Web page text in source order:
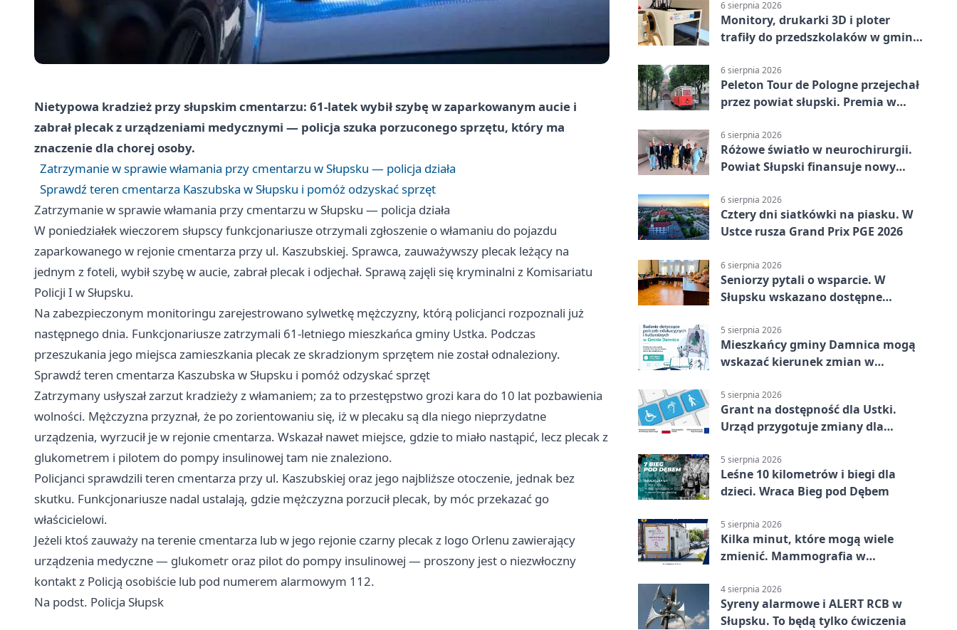
Nietypowa kradzież przy słupskim cmentarzu: 61-latek wybił szybę w zaparkowanym aucie i
zabrał plecak z urządzeniami medycznymi — policja szuka porzuconego sprzętu, który ma
znaczenie dla chorej osoby.
Zatrzymanie w sprawie włamania przy cmentarzu w Słupsku — policja działa
Sprawdź teren cmentarza Kaszubska w Słupsku i pomóż odzyskać sprzęt
Zatrzymanie w sprawie włamania przy cmentarzu w Słupsku — policja działa
W poniedziałek wieczorem słupscy funkcjonariusze otrzymali zgłoszenie o włamaniu do pojazdu
zaparkowanego w rejonie cmentarza przy ul. Kaszubskiej. Sprawca, zauważywszy plecak leżący na
jednym z foteli, wybił szybę w aucie, zabrał plecak i odjechał. Sprawą zajęli się kryminalni z Komisariatu
Policji I w Słupsku.
Na zabezpieczonym monitoringu zarejestrowano sylwetkę mężczyzny, którą policjanci rozpoznali już
następnego dnia. Funkcjonariusze zatrzymali 61-letniego mieszkańca gminy Ustka. Podczas
przeszukania jego miejsca zamieszkania plecak ze skradzionym sprzętem nie został odnaleziony.
Sprawdź teren cmentarza Kaszubska w Słupsku i pomóż odzyskać sprzęt
Zatrzymany usłyszał zarzut kradzieży z włamaniem; za to przestępstwo grozi kara do 10 lat pozbawienia
wolności. Mężczyzna przyznał, że po zorientowaniu się, iż w plecaku są dla niego nieprzydatne
urządzenia, wyrzucił je w rejonie cmentarza. Wskazał nawet miejsce, gdzie to miało nastąpić, lecz plecak z
glukometrem i pilotem do pompy insulinowej tam nie znaleziono.
Policjanci sprawdzili teren cmentarza przy ul. Kaszubskiej oraz jego najbliższe otoczenie, jednak bez
skutku. Funkcjonariusze nadal ustalają, gdzie mężczyzna porzucił plecak, by móc przekazać go
właścicielowi.
Jeżeli ktoś zauważy na terenie cmentarza lub w jego rejonie czarny plecak z logo Orlenu zawierający
urządzenia medyczne — glukometr oraz pilot do pompy insulinowej — proszony jest o niezwłoczny
kontakt z Policją osobiście lub pod numerem alarmowym 112.
Na podst. Policja Słupsk
6 sierpnia 2026
Monitory, drukarki 3D i ploter
trafiły do przedszkolaków w gminie
6 sierpnia 2026
Peleton Tour de Pologne przejechał
przez powiat słupski. Premia w
6 sierpnia 2026
Różowe światło w neurochirurgii.
Powiat Słupski finansuje nowy
6 sierpnia 2026
Cztery dni siatkówki na piasku. W
Ustce rusza Grand Prix PGE 2026
6 sierpnia 2026
Seniorzy pytali o wsparcie. W
Słupsku wskazano dostępne
5 sierpnia 2026
Mieszkańcy gminy Damnica mogą
wskazać kierunek zmian w
5 sierpnia 2026
Grant na dostępność dla Ustki.
Urząd przygotuje zmiany dla
5 sierpnia 2026
Leśne 10 kilometrów i biegi dla
dzieci. Wraca Bieg pod Dębem
5 sierpnia 2026
Kilka minut, które mogą wiele
zmienić. Mammografia w
4 sierpnia 2026
Syreny alarmowe i ALERT RCB w
Słupsku. To będą tylko ćwiczenia